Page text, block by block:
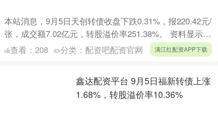
本站消息，9月5日天创转债收盘下跌0.31%，报220.42元/
张，成交额7.02亿元，转股溢价率251.38%。 资料显示，
天创转债信用级别为“A-”，债券期....
查看： 208 分类： 配资吧配资官网 满江红配资APP下载
鑫达配资平台 9月5日福新转债上涨
1.68%，转股溢价率10.36%